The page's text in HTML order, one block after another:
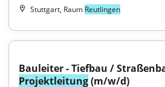
Stuttgart, Raum Reutlingen
Projektleitung (m/w/d)